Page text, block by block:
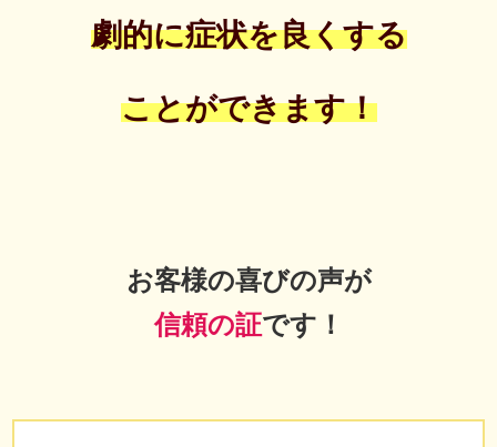
劇的に症状を良くする
ことができます！
お客様の喜びの声が
信頼の証です！